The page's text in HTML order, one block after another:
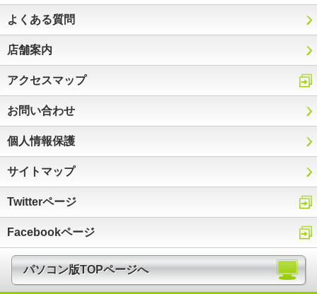
よくある質問
店舗案内
アクセスマップ
お問い合わせ
個人情報保護
サイトマップ
Twitterページ
Facebookページ
パソコン版TOPページへ